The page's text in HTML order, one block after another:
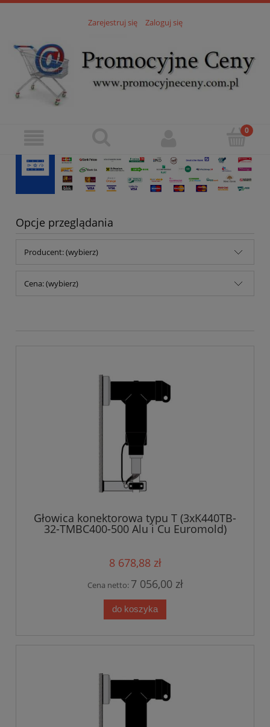
Zarejestruj się Zaloguj się
Opcje przeglądania
Producent: (wybierz)
Cena: (wybierz)
Głowica konektorowa typu T (3xK440TB-
32-TMBC400-500 Alu i Cu Euromold)
8 678,88 zł
Cena netto: 7 056,00 zł
do koszyka